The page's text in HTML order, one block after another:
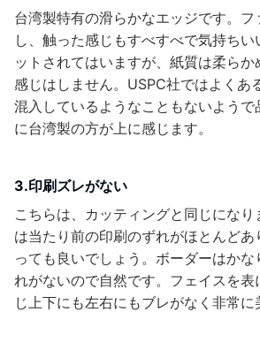
台湾製特有の滑らかなエッジです。
し、触った感じもすべすべで気持ち
ットされてはいますが、紙質は柔らか
感じはしません。USPC社ではよくあ
混入しているようなこともないよう
に台湾製の方が上に感じます。
3.印刷ズレがない
こちらは、カッティングと同じにな
は当たり前の印刷のずれがほとんど
っても良いでしょう。ボーダーはか
れがないので自然です。フェイスを
じ上下にも左右にもブレがなく非常に